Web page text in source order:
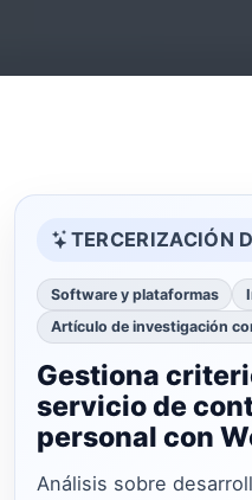
TERCERIZACIÓN
Software y plataformas
Artículo de investigación
Gestiona
servicio de
personal con
Análisis sobre